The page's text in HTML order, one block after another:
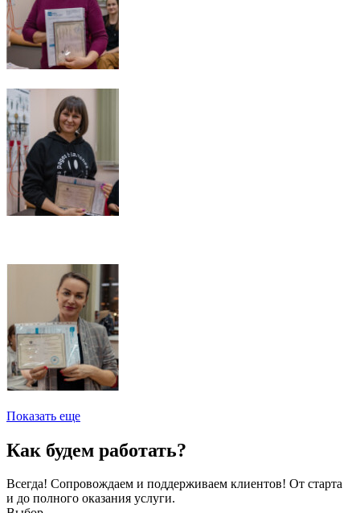
Показать еще
Как будем работать?
Всегда! Сопровождаем и поддерживаем клиентов! От старта
и до полного оказания услуги.